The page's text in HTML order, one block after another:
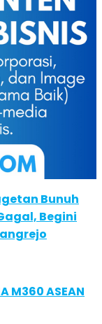
Bunuh
Begini
M360 ASEAN